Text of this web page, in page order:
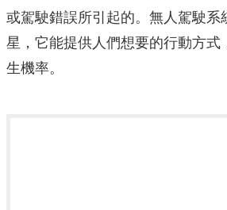
或駕駛錯誤所引起的。無人駕駛系
星，它能提供人們想要的行動方式
生機率。